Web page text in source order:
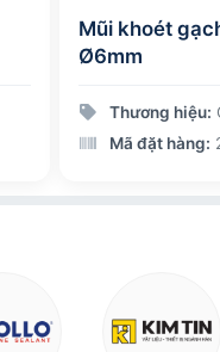
Mũi khoét
Ø6mm
Thương hiệu:
Mã đặt hàng: